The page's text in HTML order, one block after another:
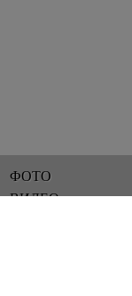
ФОТО
ВИДЕО